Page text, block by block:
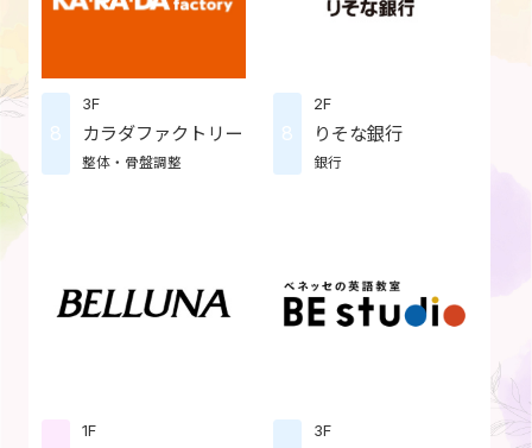
8
3F
カラダファクトリー
整体・骨盤調整
8
2F
りそな銀行
銀行
1F 3F